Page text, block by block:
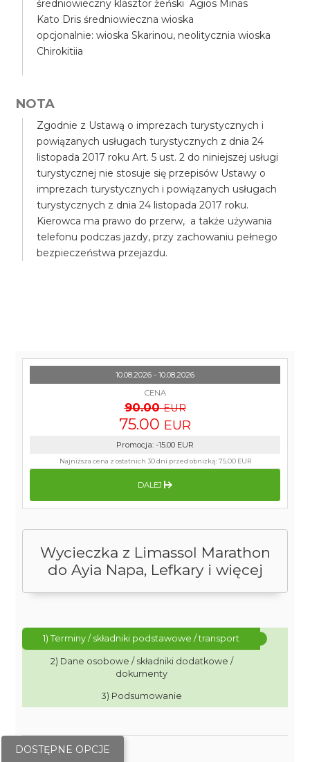
średniowieczny klasztor żeński Agios Minas
Kato Dris średniowieczna wioska
opcjonalnie: wioska Skarinou, neolitycznia wioska
Chirokitiia
NOTA
Zgodnie z Ustawą o imprezach turystycznych i
powiązanych usługach turystycznych z dnia 24
listopada 2017 roku Art. 5 ust. 2 do niniejszej usługi
turystycznej nie stosuje się przepisów Ustawy o
imprezach turystycznych i powiązanych usługach
turystycznych z dnia 24 listopada 2017 roku.
Kierowca ma prawo do przerw, a także używania
telefonu podczas jazdy, przy zachowaniu pełnego
bezpieczeństwa przejazdu.
Wycieczka z Limassol Marathon
do Ayia Napa, Lefkary i więcej
1) Terminy / składniki podstawowe / transport
2) Dane osobowe / składniki dodatkowe /
dokumenty
3) Podsumowanie
DOSTĘPNE OPCJE
10.08.2026 - 10.08.2026
CENA
90.00 EUR
75.00 EUR
Promocja: -15.00 EUR
Najniższa cena z ostatnich 30 dni przed obniżką:75.00 EUR
DALEJ